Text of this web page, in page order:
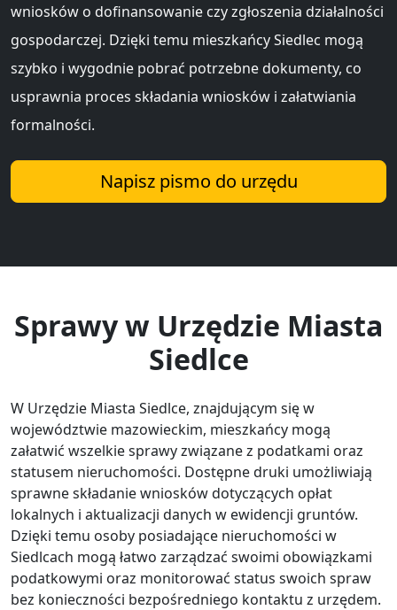
wniosków o dofinansowanie czy zgłoszenia działalności
gospodarczej. Dzięki temu mieszkańcy Siedlec mogą
szybko i wygodnie pobrać potrzebne dokumenty, co
usprawnia proces składania wniosków i załatwiania
formalności.
Napisz pismo do urzędu
Sprawy w Urzędzie Miasta
Siedlce
W Urzędzie Miasta Siedlce, znajdującym się w
województwie mazowieckim, mieszkańcy mogą
załatwić wszelkie sprawy związane z podatkami oraz
statusem nieruchomości. Dostępne druki umożliwiają
sprawne składanie wniosków dotyczących opłat
lokalnych i aktualizacji danych w ewidencji gruntów.
Dzięki temu osoby posiadające nieruchomości w
Siedlcach mogą łatwo zarządzać swoimi obowiązkami
podatkowymi oraz monitorować status swoich spraw
bez konieczności bezpośredniego kontaktu z urzędem.